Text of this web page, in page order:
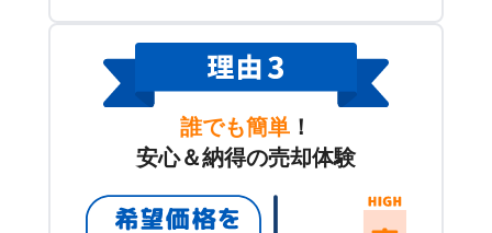
誰でも簡単 ！
安心＆納得の売却体験